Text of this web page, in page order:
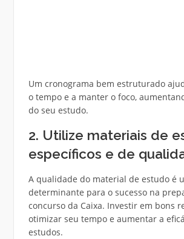
Um cronograma bem estruturado
o tempo e a manter o foco,
do seu estudo.
2. Utilize materiais de
específicos e de
A qualidade do material de estudo é
determinante para o sucesso na
concurso da Caixa. Investir em bons
otimizar seu tempo e aumentar a
estudos.